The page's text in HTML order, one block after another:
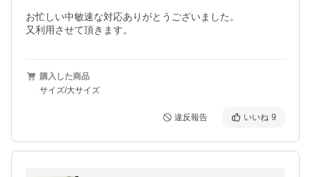
お忙しい中敏速な対応ありがとうございました。
又利用させて頂きます。
購入した商品
サイズ/大サイズ
違反報告 いいね 9